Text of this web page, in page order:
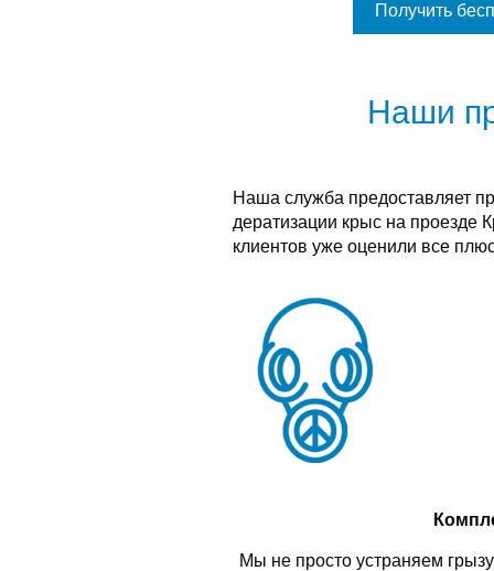
Получить
Наши
Наша служба предоставляет
дератизации крыс на проезде
клиентов уже оценили все
Мы не просто устраняем